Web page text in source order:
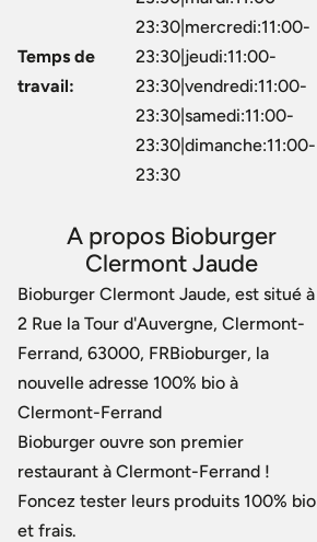
Temps de
travail:
23:30|mercredi:11:00-
23:30|jeudi:11:00-
23:30|vendredi:11:00-
23:30|samedi:11:00-
23:30|dimanche:11:00-
23:30
A propos Bioburger
Clermont Jaude
Bioburger Clermont Jaude, est situé à
2 Rue la Tour d'Auvergne, Clermont-
Ferrand, 63000, FRBioburger, la
nouvelle adresse 100% bio à
Clermont-Ferrand
Bioburger ouvre son premier
restaurant à Clermont-Ferrand !
Foncez tester leurs produits 100% bio
et frais.